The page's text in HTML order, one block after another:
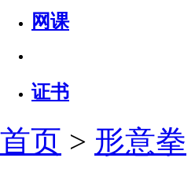
网课
证书
首页 > 形意拳